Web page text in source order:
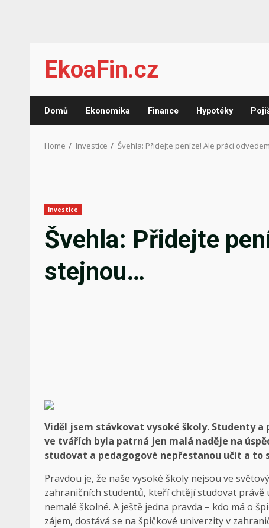
content
EkoaFin.cz
Domů Ekonomika Finance Hypotéky
Home Investice Švehla: Přidejte peníze! Ale práci
Investice
Švehla: Přidejte
stejnou…
Viděl jsem stávkovat vysoké školy. Studenty
ve tvářích byla patrná jen malá naděje na
studovat a pedagogové nepřestanou učit a to
Pravdou je, že naše vysoké školy nejsou ve
zahraničních studentů, kteří chtějí studovat právě
nemalé školné. A ještě jedna pravda – kdo má o
zájem, dostává se na špičkové univerzity v